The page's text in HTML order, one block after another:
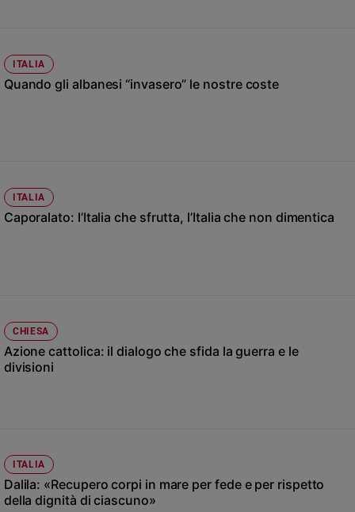
Volontariato
Diritti
settimana
Migranti
Cultura
e
spettacoli
streaming
Libri
Musica
ITALIA
Quando gli albanesi “invasero” le nostre coste
ITALIA
Caporalato: l’Italia che sfrutta, l’Italia che non dimentica
CHIESA
Azione cattolica: il dialogo che sfida la guerra e le
divisioni
ITALIA
Dalila: «Recupero corpi in mare per fede e per rispetto
della dignità di ciascuno»